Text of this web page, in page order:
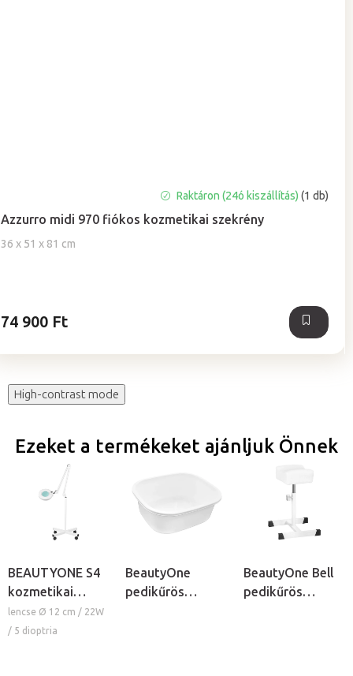
Azzurro midi 970 fiókos kozmetikai szekrény
36 x 51 x 81 cm
átlagos
értékelése
Raktáron (24ó kiszállítás)(1 db)
74 900 Ft
High-contrast mode
Ezeket a termékeket ajánljuk Önnek
BEAUTYONE S4
kozmetikai
lámpa nagyítóval
és állvánnyal
lencse Ø 12 cm / 22W
/ 5 dioptria
BeautyOne
pedikűrös
BeautyOne Bell
pedikűrös